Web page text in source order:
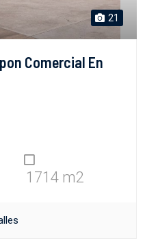
21
Comercial En
1714 m2